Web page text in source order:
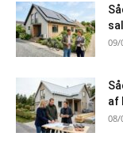
09/
af
08/